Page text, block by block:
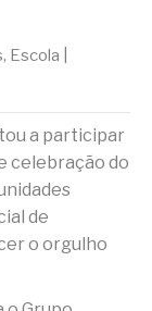
, Escola |
a participar
celebração do
de
o orgulho